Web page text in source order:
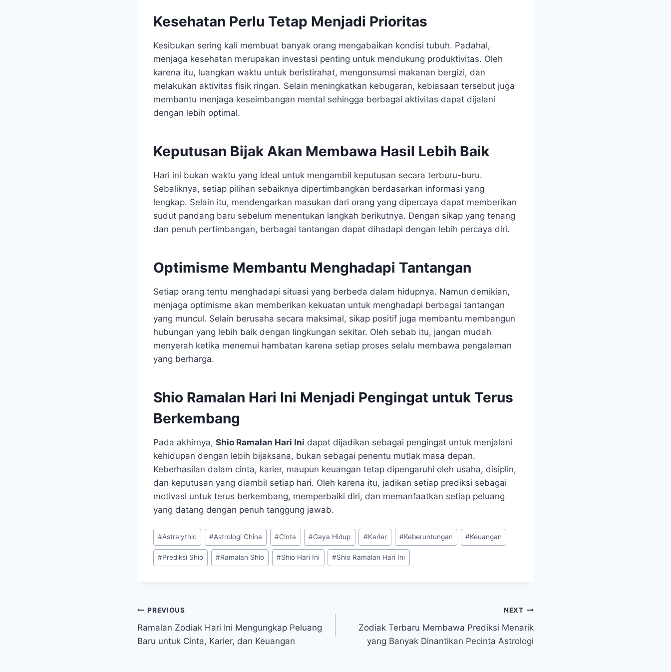
Kesehatan Perlu Tetap Menjadi Prioritas
Kesibukan sering kali membuat banyak orang mengabaikan kondisi tubuh. Padahal,
menjaga kesehatan merupakan investasi penting untuk mendukung produktivitas. Oleh
karena itu, luangkan waktu untuk beristirahat, mengonsumsi makanan bergizi, dan
melakukan aktivitas fisik ringan. Selain meningkatkan kebugaran, kebiasaan tersebut juga
membantu menjaga keseimbangan mental sehingga berbagai aktivitas dapat dijalani
dengan lebih optimal.
Keputusan Bijak Akan Membawa Hasil Lebih Baik
Hari ini bukan waktu yang ideal untuk mengambil keputusan secara terburu-buru.
Sebaliknya, setiap pilihan sebaiknya dipertimbangkan berdasarkan informasi yang
lengkap. Selain itu, mendengarkan masukan dari orang yang dipercaya dapat memberikan
sudut pandang baru sebelum menentukan langkah berikutnya. Dengan sikap yang tenang
dan penuh pertimbangan, berbagai tantangan dapat dihadapi dengan lebih percaya diri.
Optimisme Membantu Menghadapi Tantangan
Setiap orang tentu menghadapi situasi yang berbeda dalam hidupnya. Namun demikian,
menjaga optimisme akan memberikan kekuatan untuk menghadapi berbagai tantangan
yang muncul. Selain berusaha secara maksimal, sikap positif juga membantu membangun
hubungan yang lebih baik dengan lingkungan sekitar. Oleh sebab itu, jangan mudah
menyerah ketika menemui hambatan karena setiap proses selalu membawa pengalaman
yang berharga.
Shio Ramalan Hari Ini Menjadi Pengingat untuk Terus
Berkembang
Pada akhirnya, Shio Ramalan Hari Ini dapat dijadikan sebagai pengingat untuk menjalani
kehidupan dengan lebih bijaksana, bukan sebagai penentu mutlak masa depan.
Keberhasilan dalam cinta, karier, maupun keuangan tetap dipengaruhi oleh usaha, disiplin,
dan keputusan yang diambil setiap hari. Oleh karena itu, jadikan setiap prediksi sebagai
motivasi untuk terus berkembang, memperbaiki diri, dan memanfaatkan setiap peluang
yang datang dengan penuh tanggung jawab.
Post
Tags:
#Astralythic #Astrologi China #Cinta #Gaya Hidup #Karier #Keberuntungan #Keuangan
#Prediksi Shio #Ramalan Shio #Shio Hari Ini #Shio Ramalan Hari Ini
Post
navigation
PREVIOUS
Ramalan Zodiak Hari Ini Mengungkap Peluang
Baru untuk Cinta, Karier, dan Keuangan
NEXT
Zodiak Terbaru Membawa Prediksi Menarik
yang Banyak Dinantikan Pecinta Astrologi